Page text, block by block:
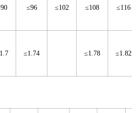
≤96 ≤102 ≤108 ≤116
≤1.74 ≤1.78 ≤1.82